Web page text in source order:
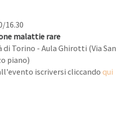
16.30
malattie rare
di Torino - Aula Ghirotti (Via San
piano)
iscriversi cliccandoqui